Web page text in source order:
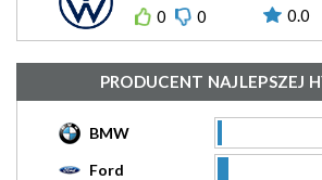
245KM EA888evo
0 0 0.0
PRODUCENT NAJLEPSZEJ
BMW
Ford